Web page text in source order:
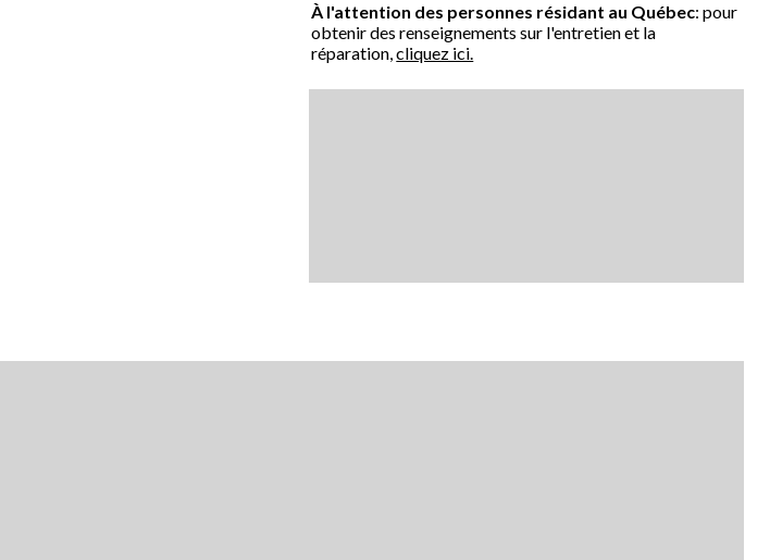
À l'attention des personnes résidant au Québec: pour
obtenir des renseignements sur l'entretien et la
réparation,cliquez ici.